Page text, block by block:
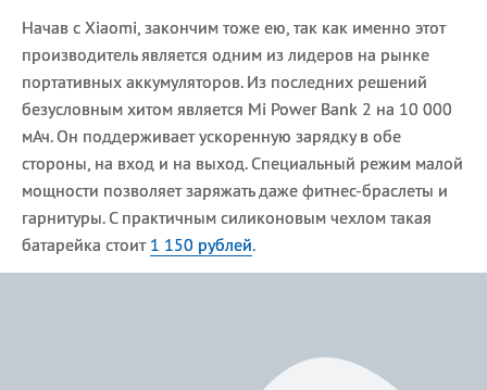
Начав с Xiaomi, закончим тоже ею, так как именно этот
производитель является одним из лидеров на рынке
портативных аккумуляторов. Из последних решений
безусловным хитом является Mi Power Bank 2 на 10 000
мАч. Он поддерживает ускоренную зарядку в обе
стороны, на вход и на выход. Специальный режим малой
мощности позволяет заряжать даже фитнес-браслеты и
гарнитуры. С практичным силиконовым чехлом такая
батарейка стоит 1 150 рублей.